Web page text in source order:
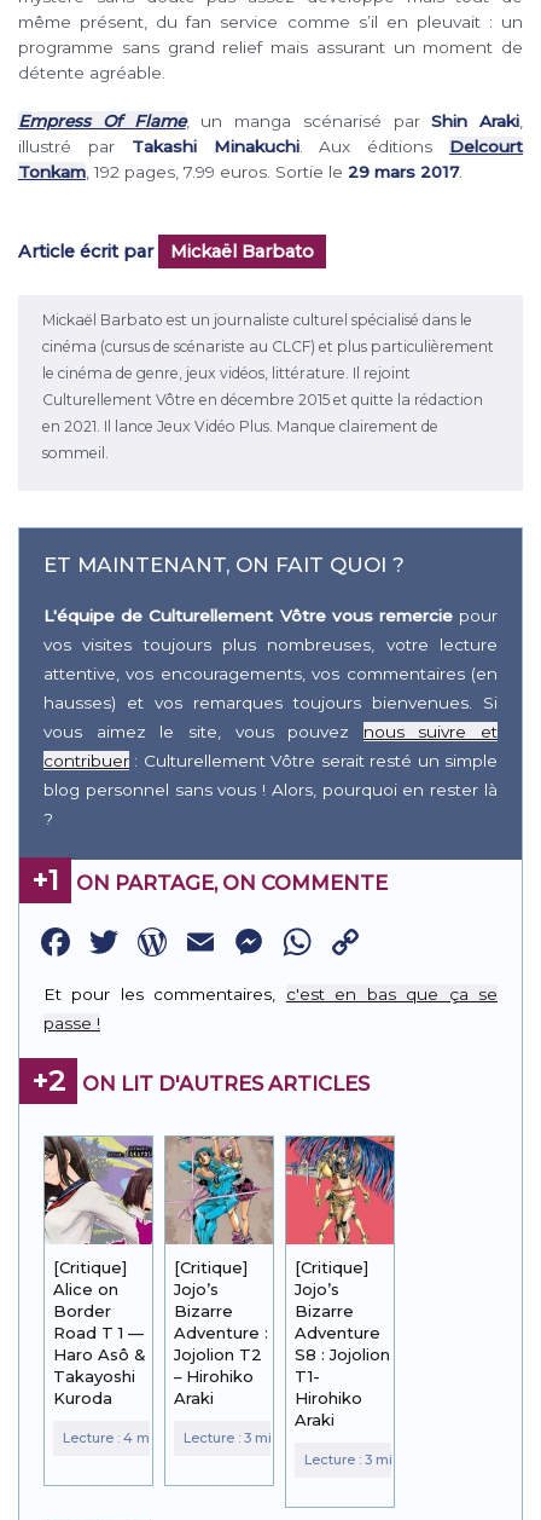
même présent, du fan service comme s’il en pleuvait : un
programme sans grand relief mais assurant un moment de
détente agréable.
Empress Of Flame, un manga scénarisé parShin Araki
illustré par Takashi Minakuchi. Aux éditions Delcourt
Tonkam , 192 pages, 7.99 euros. Sortie le 29 mars 2017.
Article écrit par Mickaël Barbato
Mickaël Barbato est un journaliste culturel spécialisé dans le
cinéma (cursus de scénariste au CLCF) et plus particulièrement
le cinéma de genre, jeux vidéos, littérature. Il rejoint
Culturellement Vôtre en décembre 2015 et quitte la rédaction
en 2021. Il lance Jeux Vidéo Plus. Manque clairement de
sommeil.
ET MAINTENANT, ON FAIT QUOI ?
L'équipe de Culturellement Vôtre vous remerciepour
vos visites toujours plus nombreuses, votre lecture
attentive, vos encouragements, vos commentaires (en
hausses) et vos remarques toujours bienvenues. Si
vous aimez le site, vous pouvez nous suivre et
contribuer : Culturellement Vôtre serait resté un simple
blog personnel sans vous ! Alors, pourquoi en rester là
?
+1 ON PARTAGE, ON COMMENTE
Facebook
Twitter
WordPress
EmailMessenger
WhatsApp
Link
Et pour les commentaires, c'est en bas que ça se
passe !
+2 ON LIT D'AUTRES ARTICLES
[Critique]
Alice on
Border
Road T 1 —
Haro Asô &
Takayoshi
Kuroda
[Critique]
Jojo’s
Bizarre
Adventure :
Jojolion T2
– Hirohiko
Araki
[Critique]
Jojo’s
Bizarre
Adventure
S8 : Jojolion
T1-
Hirohiko
Araki